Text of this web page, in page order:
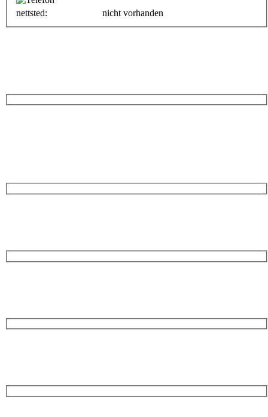
nettsted: nicht vorhanden